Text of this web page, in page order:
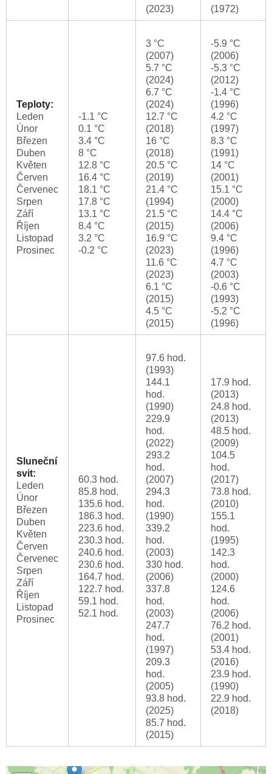
(2023)
(1972)
Teploty:
Leden
Únor
Březen
Duben
Květen
Červen
Červenec
Srpen
Září
Říjen
Listopad
Prosinec
-1.1 °C
0.1 °C
3.4 °C
8 °C
12.8 °C
16.4 °C
18.1 °C
17.8 °C
13.1 °C
8.4 °C
3.2 °C
-0.2 °C
3 °C
(2007)
5.7 °C
(2024)
6.7 °C
(2024)
12.7 °C
(2018)
16 °C
(2018)
20.5 °C
(2019)
21.4 °C
(1994)
21.5 °C
(2015)
16.9 °C
(2023)
11.6 °C
(2023)
6.1 °C
(2015)
4.5 °C
(2015)
-5.9 °C
(2006)
-5.3 °C
(2012)
-1.4 °C
(1996)
4.2 °C
(1997)
8.3 °C
(1991)
14 °C
(2001)
15.1 °C
(2000)
14.4 °C
(2006)
9.4 °C
(1996)
4.7 °C
(2003)
-0.6 °C
(1993)
-5.2 °C
(1996)
Sluneční
svit:
Leden
Únor
Březen
Duben
Květen
Červen
Červenec
Srpen
Září
Říjen
Listopad
Prosinec
60.3 hod.
85.8 hod.
135.6 hod.
186.3 hod.
223.6 hod.
230.3 hod.
240.6 hod.
230.6 hod.
164.7 hod.
122.7 hod.
59.1 hod.
52.1 hod.
97.6 hod.
(1993)
144.1
hod.
(1990)
229.9
hod.
(2022)
293.2
hod.
(2007)
294.3
hod.
(1990)
339.2
hod.
(2003)
330 hod.
(2006)
337.8
hod.
(2003)
247.7
hod.
(1997)
209.3
hod.
(2005)
93.8 hod.
(2025)
85.7 hod.
(2015)
17.9 hod.
(2013)
24.8 hod.
(2013)
48.5 hod.
(2009)
104.5
hod.
(2017)
73.8 hod.
(2010)
155.1
hod.
(1995)
142.3
hod.
(2000)
124.6
hod.
(2006)
76.2 hod.
(2001)
53.4 hod.
(2016)
23.9 hod.
(1990)
22.9 hod.
(2018)